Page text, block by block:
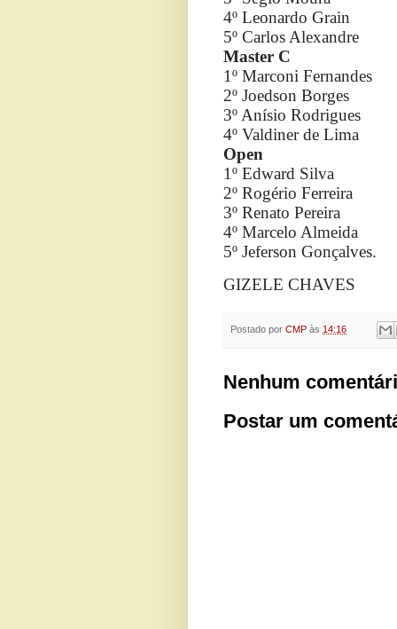
4º Leonardo Grain
5º Carlos Alexandre
Master C
1º Marconi Fernandes
2º Joedson Borges
3º Anísio Rodrigues
4º Valdiner de Lima
Open
1º Edward Silva
2º Rogério Ferreira
3º Renato Pereira
4º Marcelo Almeida
5º Jeferson Gonçalves.
GIZELE CHAVES
Postado por CMP às 14:16
Nenhum
Postar um